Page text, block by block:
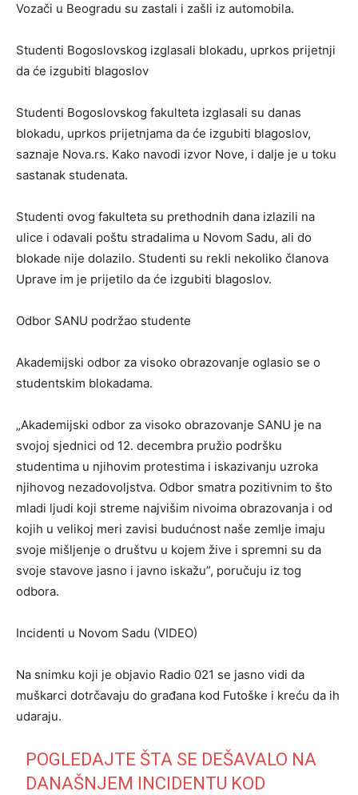
Vozači u Beogradu su zastali i zašli iz automobila.
Studenti Bogoslovskog izglasali blokadu, uprkos prijetnji
da će izgubiti blagoslov
Studenti Bogoslovskog fakulteta izglasali su danas
blokadu, uprkos prijetnjama da će izgubiti blagoslov,
saznaje Nova.rs. Kako navodi izvor Nove, i dalje je u toku
sastanak studenata.
Studenti ovog fakulteta su prethodnih dana izlazili na
ulice i odavali poštu stradalima u Novom Sadu, ali do
blokade nije dolazilo. Studenti su rekli nekoliko članova
Uprave im je prijetilo da će izgubiti blagoslov.
Odbor SANU podržao studente
Akademijski odbor za visoko obrazovanje oglasio se o
studentskim blokadama.
„Akademijski odbor za visoko obrazovanje SANU je na
svojoj sjednici od 12. decembra pružio podršku
studentima u njihovim protestima i iskazivanju uzroka
njihovog nezadovoljstva. Odbor smatra pozitivnim to što
mladi ljudi koji streme najvišim nivoima obrazovanja i od
kojih u velikoj meri zavisi budućnost naše zemlje imaju
svoje mišljenje o društvu u kojem žive i spremni su da
svoje stavove jasno i javno iskažu”, poručuju iz tog
odbora.
Incidenti u Novom Sadu (VIDEO)
Na snimku koji je objavio Radio 021 se jasno vidi da
muškarci dotrčavaju do građana kod Futoške i kreću da ih
udaraju.
POGLEDAJTE ŠTA SE DEŠAVALO NA
DANAŠNJEM INCIDENTU KOD